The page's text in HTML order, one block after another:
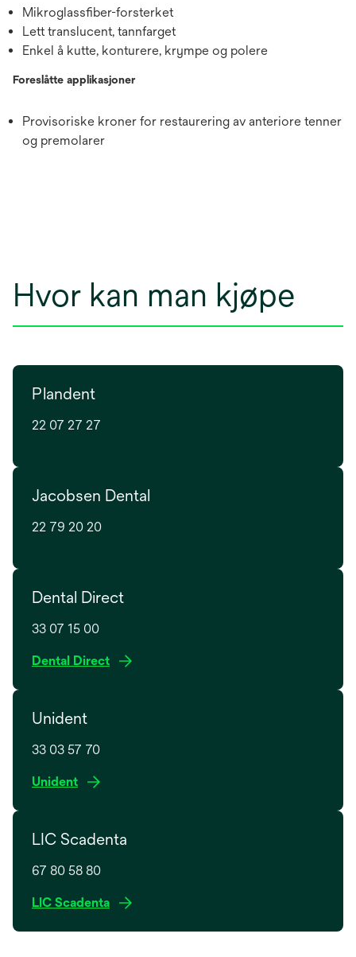
Mikroglassfiber-forsterket
Lett translucent, tannfarget
Enkel å kutte, konturere, krympe og polere
Foreslåtte applikasjoner
Provisoriske kroner for restaurering av anteriore tenner
og premolarer
Hvor kan man kjøpe
Plandent
22 07 27 27
Jacobsen Dental
22 79 20 20
Dental Direct
33 07 15 00
Dental Directo
e
b
Unident
33 03 57 70
Unidento
n
i
n
n
LIC Scadenta
67 80 58 80
LIC Scadentao